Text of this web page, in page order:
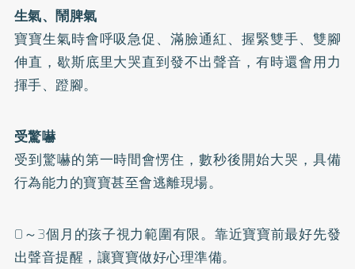
生氣、鬧脾氣
寶寶生氣時會呼吸急促、滿臉通紅、握緊雙手、雙腳
伸直，歇斯底里大哭直到發不出聲音，有時還會用力
揮手、蹬腳。
受驚嚇
受到驚嚇的第一時間會愣住，數秒後開始大哭，具備
行為能力的寶寶甚至會逃離現場。
0～3個月的孩子視力範圍有限。靠近寶寶前最好先發
出聲音提醒，讓寶寶做好心理準備。